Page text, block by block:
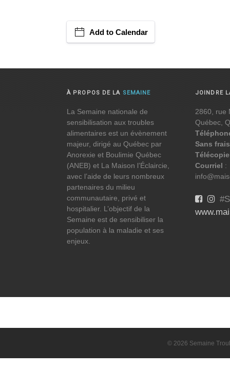
Add to Calendar
À PROPOS DE LA SEMAINE
La Semaine nationale de
sensibilisation aux troubles
alimentaires est un évènement
majeur, dirigé au Québec par
Anorexie et Boulimie Québec
(ANEB) et La Maison l’Éclaircie,
avec l’aide de leurs nombreux
partenaires du milieu
communautaire, privé et
hospitalier. L’objectif de la
Semaine est de sensibiliser la
population à la maladie et ses
enjeux.
JOINDRE
2860, rue
Québec,
Sans frais
Courriel :
© 2026 Semaine